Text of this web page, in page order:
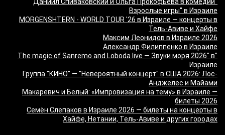
Взрослые игры" в Израиле
MORGENSHTERN - WORLD TOUR '26 в Израиле — концерты в
Тель-Авиве и Хайфе
Максим Леонидов в Израиле 2026
Александр Филиппенко в Израиле
"The magic of Sanremo and Loboda live — Звуки моря 2026" в
Израиле
Группа "КИНО" — "Невероятный концерт" в США 2026: Лос-
Анджелес и Майами
Макаревич и Белый: «Импровизация на тему» в Израиле —
билеты 2026
Семён Слепаков в Израиле 2026 — билеты на концерты в
Хайфе, Нетании, Тель-Авиве и других городах